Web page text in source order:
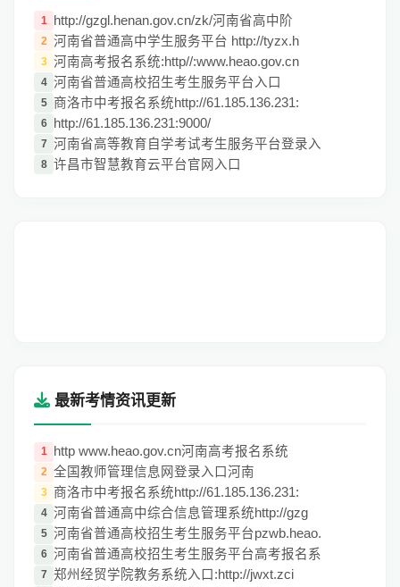
1 http://gzgl.henan.gov.cn/zk/河南省高中阶
2 河南省普通高中学生服务平台 http://tyzx.h
3 河南高考报名系统:http//:www.heao.gov.cn
4 河南省普通高校招生考生服务平台入口
5 商洛市中考报名系统http://61.185.136.231:
6 http://61.185.136.231:9000/
7 河南省高等教育自学考试考生服务平台登录入
8 许昌市智慧教育云平台官网入口
最新考情资讯更新
1 http www.heao.gov.cn河南高考报名系统
2 全国教师管理信息网登录入口河南
3 商洛市中考报名系统http://61.185.136.231:
4 河南省普通高中综合信息管理系统http://gzg
5 河南省普通高校招生考生服务平台pzwb.heao.
6 河南省普通高校招生考生服务平台高考报名系
7 郑州经贸学院教务系统入口:http://jwxt.zci